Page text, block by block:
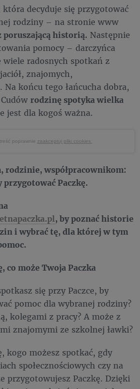
która decyduje się przygotować
rodziny – na stronie www
poruszającą historią. Następnie
pomocy – darczyńca
wiele radosnych spotkań z
znajomych,
Na końcu tego łańcucha dobra,
rodzinę spotyka wielka
jest dla kogoś ważna.
poprawnie zaakceptuj pliki cookies.
rodzinie, współpracownikom:
Paczkę.
, by poznać historie
i wybrać tę, dla której w tym
co może Twoja Paczka
się przy Paczce, by
pomoc dla wybranej rodziny?
kolegami z pracy? A może z
znajomymi ze szkolnej ławki?
kogo możesz spotkać, gdy
społecznościowych czy na
przygotowujesz Paczkę. Dzięki